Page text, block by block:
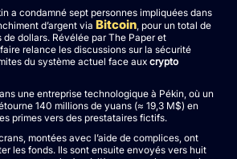
a condamné sept personnes impliquées dans
d’argent via Bitcoin, pour un total de
dollars. Révélée par The Paper et
relance les discussions sur la sécurité
du système actuel face aux crypto
une entreprise technologique à Pékin, où un
140 millions de yuans (≈ 19,3 M$) en
primes vers des prestataires fictifs.
montées avec l’aide de complices, ont
les fonds. Ils sont ensuite envoyés vers huit